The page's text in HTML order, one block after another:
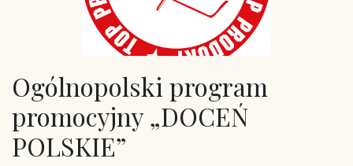
Ogólnopolski program
promocyjny „DOCEŃ
POLSKIE”